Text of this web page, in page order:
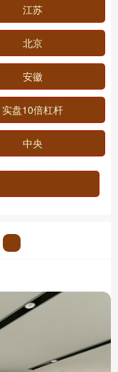
江苏
北京
安徽
实盘10倍杠杆
中央